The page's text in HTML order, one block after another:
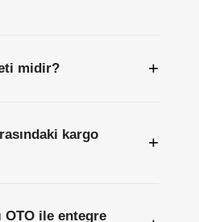
midir? +
kargo
+
OTO ile entegre